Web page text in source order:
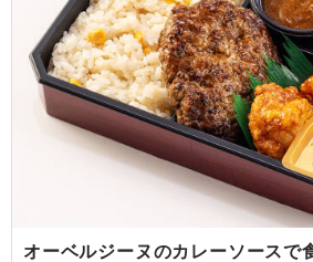
5.0 ブリストル・マイヤーズ スク
前回はティラミスを付けましたが、
のはあまりにも多すぎたので今回は
た。デザートに行きつかない人もいる
リアもお肉も好評でした。
ご利用シーン：会食・接待›MR
2026/03/08
オーベルジーヌのカレーソースで